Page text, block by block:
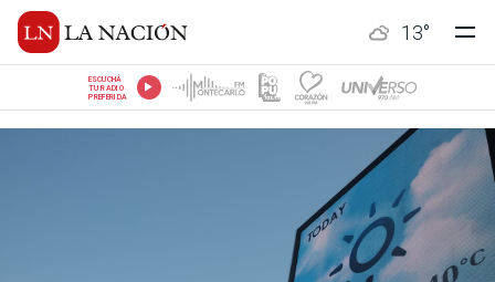
13°
ESCUCHÁ
TU RADIO
PREFERIDA